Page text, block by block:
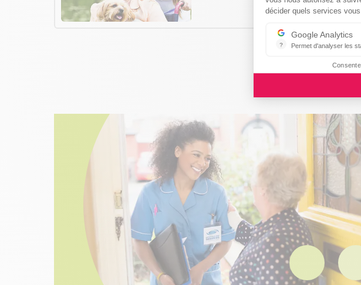
1 … 32 33
décider quels services
?
Google Analytics
Permet d'analyser les